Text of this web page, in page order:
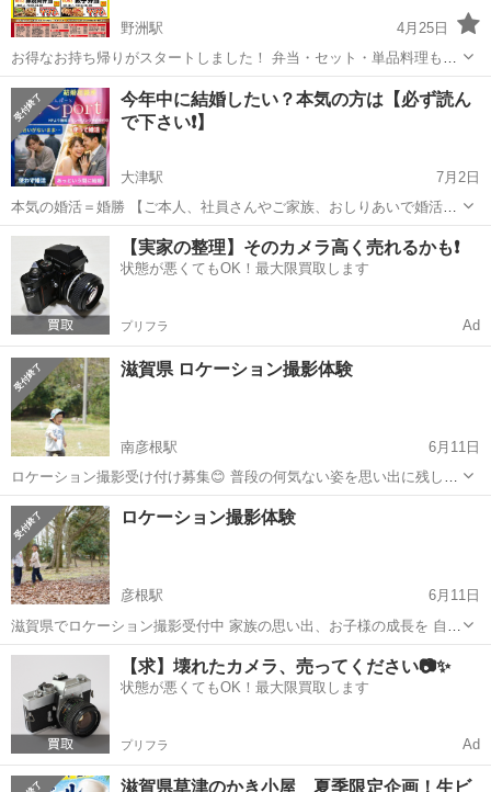
野洲駅
4月25日
お得なお持ち帰りがスタートしました！ 弁当・セット・単品料理も全
60種以上 待ち時間なし！今すぐお電話を！ ももたろう野洲店 ０７７
－５８６－８９２９まで ☆期間限定！お子様弁当290円 ※ｵﾑｿﾊﾞ･ｺｰ...
滋賀 野洲市 野洲駅 キャンペーン コロナ
今年中に結婚したい？本気の方は【必ず読ん
で下さい❗】
大津駅
7月2日
本気の婚活＝婚勝 【ご本人、社員さんやご家族、おしりあいで婚活に
困っている方いらっしゃいませんか？】 東証プライム IBJ 正規加
盟店 IBJアンバサダーリーダーを務めます。 結婚相談所 縁～port (え
んぽーと)です...
滋賀 大津市 大津駅 キャンペーン IBJ
【実家の整理】そのカメラ高く売れるかも❗️
状態が悪くてもOK！最大限買取します
プリフラ Ad
滋賀県 ロケーション撮影体験
南彦根駅
6月11日
ロケーション撮影受け付け募集😊 普段の何気ない姿を思い出に残しま
せんか？ お子様の成長はホント早い！ だからこそ今しかない時間を形
に📸 撮影データお渡しします。 撮影時間は1時間程 参加料5,000円。
受け付けお待ち...
滋賀 彦根市 キャンペーン
ロケーション撮影体験
彦根駅
6月11日
滋賀県でロケーション撮影受付中 家族の思い出、お子様の成長を 自然
あふれる場所で遊びながら撮影します。 撮影データお渡します。 撮影
時間は1時間程 参加料5,000円 是非、ご参加お願いします📸
滋賀 彦根市 彦根駅 キャンペーン 思い出
【求】壊れたカメラ、売ってください📷✨
状態が悪くてもOK！最大限買取します
プリフラ Ad
滋賀県草津のかき小屋 夏季限定企画！生ビ